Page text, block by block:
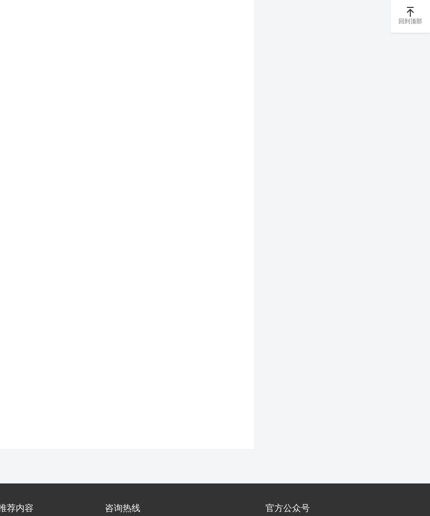
荐内容 咨询热线 官方公众号
回到顶部